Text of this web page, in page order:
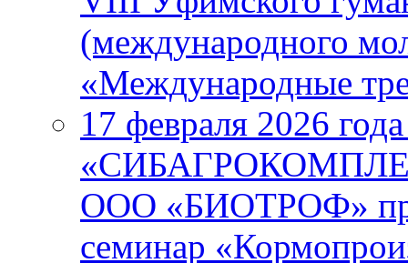
(международного
«Международные
17 февраля 2026
ООО «БИОТРОФ»
семинар